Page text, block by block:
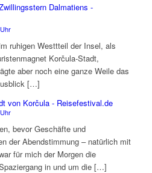
Dalmatiens -
ruhigen Westtteil der Insel, als
Korčula-Stadt,
aber noch eine ganze Weile das
[…]
von Korčula - Reisefestival.de
bevor Geschäfte und
der Abendstimmung – natürlich mit
für mich der Morgen die
in und um die […]